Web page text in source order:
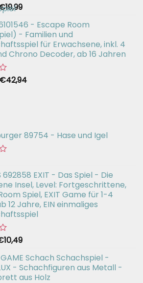
Preis
19,99Aktueller
ist:
€19,99.
- Escape Room
- Familien und
für Erwachsene, inkl. 4
Chrono Decoder, ab 16 Jahren
Ursprünglicher
€42,94Aktueller
89754 - Hase und Igel
692858 EXIT - Das Spiel - Die
Insel, Level: Fortgeschrittene,
Spiel, EXIT Game für 1-4
12 Jahre, EIN einmaliges
10,49Aktueller
ist:
€10,49.
GAME Schach Schachspiel -
- Schachfiguren aus Metall -
aus Holz